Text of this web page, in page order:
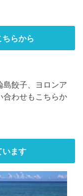
らから
島餃子、ヨロンア
合わせもこちらか
います